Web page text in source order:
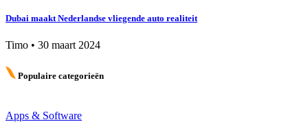
Dubai maakt Nederlandse vliegende auto realiteit
Timo • 30 maart 2024
Populaire categorieën
Apps & Software